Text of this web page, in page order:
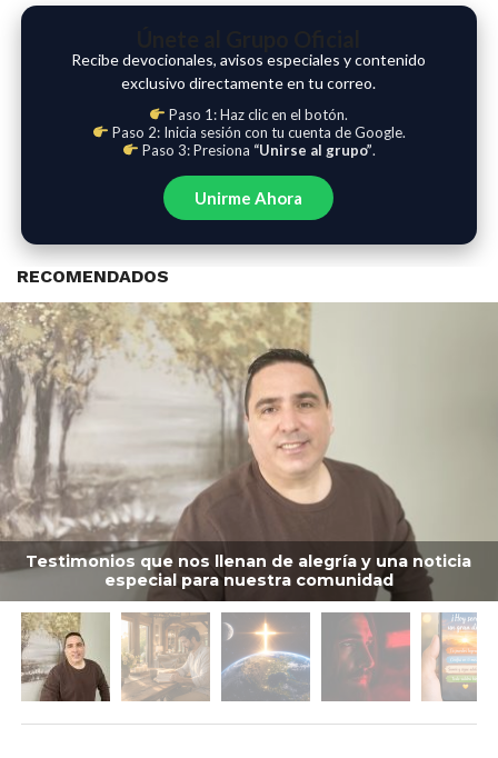
Recibe devocionales, avisos especiales y contenido
exclusivo directamente en tu correo.
Paso 1: Haz clic en el botón.
Paso 2: Inicia sesión con tu cuenta de Google.
Paso 3: Presiona “Unirse al grupo”.
Unirme Ahora
RECOMENDADOS
Testimonios que nos llenan de alegría y una noticia
especial para nuestra comunidad